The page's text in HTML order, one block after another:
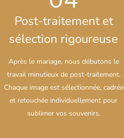
Post-traitement et
sélection rigoureuse
Après le mariage, nous débutons le
travail minutieux de post-traitement.
Chaque image est sélectionnée, cadrée
et retouchée individuellement pour
sublimer vos souvenirs.